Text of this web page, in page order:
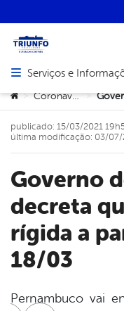
Abrir menu principal
Serviços e
Você está aqui:
> Coronavírus >
Governo de Pernambuco
decreta
rígida a
18/03
publicado: 15/03/2021
última modificação: 03/
Pernambuco vai